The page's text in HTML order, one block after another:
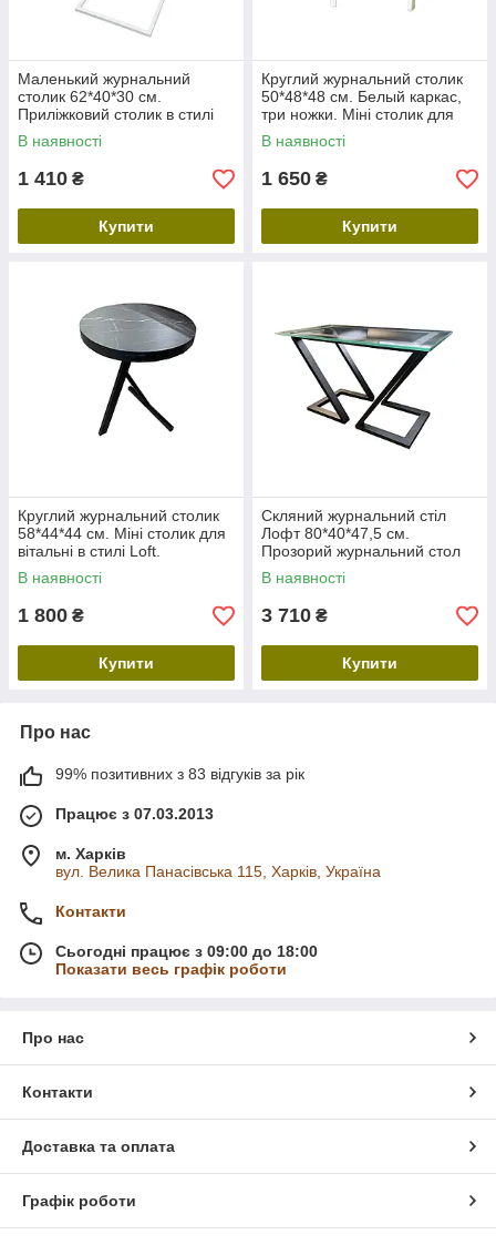
Маленький журнальний
столик 62*40*30 см.
Приліжковий столик в стилі
Лофт. Міні столик
прямокутний для ноутбуків
В наявності
1 410 ₴
Купити
Круглий журнальний столик
50*48*48 см. Белый каркас,
три ножки. Міні столик для
вітальні в стилі Loft.
Маленький столик для ліжка
В наявності
1 650 ₴
Купити
Круглий журнальний столик
58*44*44 см. Міні столик для
вітальні в стилі Loft.
Маленький столик для ліжка,
кавовий столик
В наявності
1 800 ₴
Купити
Скляний журнальний стіл
Лофт 80*40*47,5 см.
Прозорий журнальний стол
прямокутний. Столик для
вітальні, кавовий столик
В наявності
3 710 ₴
Купити
Про нас
99% позитивних з 83 відгуків за рік
Працює з 07.03.2013
м. Харків
вул. Велика Панасівська 115, Харків, Україна
Контакти
Сьогодні працює з 09:00 до 18:00
Показати весь графік роботи
Про нас
Контакти
Доставка та оплата
Графік роботи